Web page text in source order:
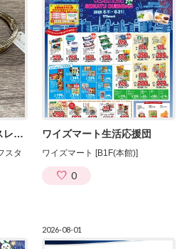
マグネットメタルブレスレット
スタ
ワイズマート生活応援団
ワイズマート [B1F(本館)]
0
2026-08-01